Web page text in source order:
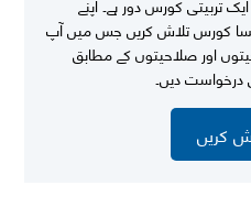
کورس تلاش کریں جس میں آپ
اور صلاحیتوں کے مطابق
درخواست دیں۔
کریں